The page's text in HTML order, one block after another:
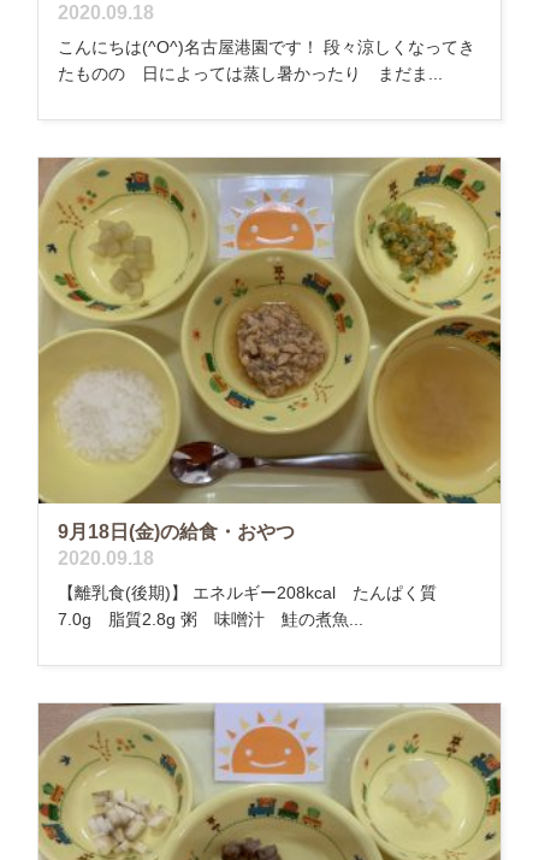
2020.09.18
こんにちは(^O^)名古屋港園です！ 段々涼しくなってき
たものの 日によっては蒸し暑かったり まだま...
9月18日(金)の給食・おやつ
2020.09.18
【離乳食(後期)】 エネルギー208kcal たんぱく質
7.0g 脂質2.8g 粥 味噌汁 鮭の煮魚...